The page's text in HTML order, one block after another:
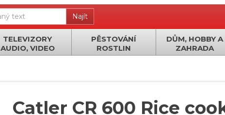
Najít
TELEVIZORY
AUDIO, VIDEO
PĚSTOVÁNÍ
ROSTLIN
DŮM, HOBBY A
ZAHRADA
Catler CR 600 Rice